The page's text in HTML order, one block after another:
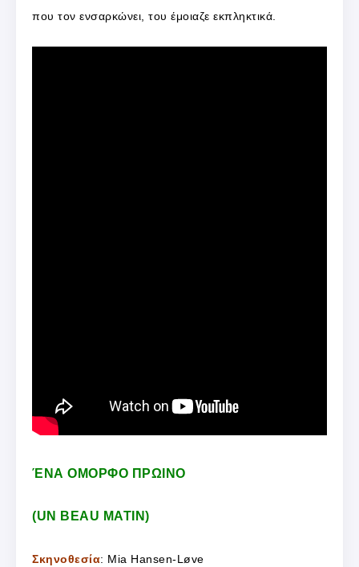
που τον ενσαρκώνει, του έμοιαζε εκπληκτικά.
ΈΝΑ ΟΜΟΡΦΟ ΠΡΩΙΝΟ
(UN BEAU MATIN)
Σκηνοθεσία: Mia Hansen-Løve